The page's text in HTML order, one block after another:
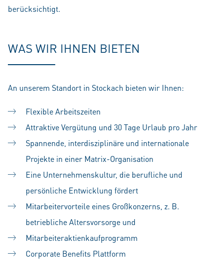
berücksichtigt.
WAS WIR IHNEN BIETEN
An unserem Standort in Stockach bieten wir Ihnen:
Flexible Arbeitszeiten
Attraktive Vergütung und 30 Tage Urlaub pro Jahr
Spannende, interdisziplinäre und internationale
Projekte in einer Matrix-Organisation
Eine Unternehmenskultur, die berufliche und
persönliche Entwicklung fördert
Mitarbeitervorteile eines Großkonzerns, z. B.
betriebliche Altersvorsorge und
Mitarbeiteraktienkaufprogramm
Corporate Benefits Plattform